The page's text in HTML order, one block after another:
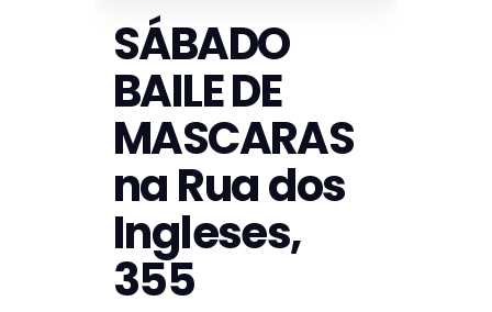
SÁBADO
BAILE DE
MASCARAS
na Rua dos
Ingleses,
355